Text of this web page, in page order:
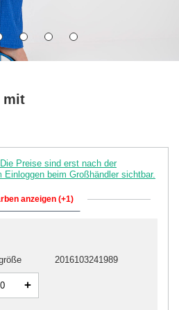
mit
Preise sind erst nach der
Einloggen beim Großhändler sichtbar.
anzeigen (+1)
2016103241989
+